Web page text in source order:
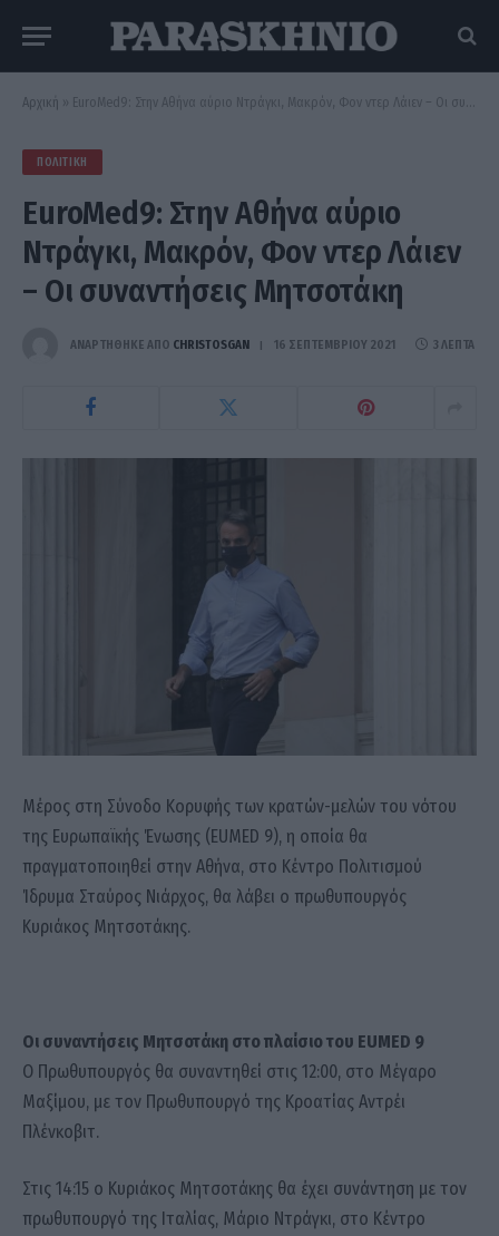
Αρχική » EuroMed9: Στην Αθήνα αύριο Ντράγκι, Μακρόν, Φον ντερ Λάιεν – Οι συναντήσεις Μητσοτάκη
ΠΟΛΙΤΙΚΉ
EuroMed9: Στην Αθήνα αύριο
Ντράγκι, Μακρόν, Φον ντερ Λάιεν
– Οι συναντήσεις Μητσοτάκη
ΑΝΑΡΤΗΘΗΚΕ ΑΠΟ CHRISTOSGAN 16 ΣΕΠΤΕΜΒΡΊΟΥ 2021 3 ΛΕΠΤΆ
Μέρος στη Σύνοδο Κορυφής των κρατών-μελών του νότου
της Ευρωπαϊκής Ένωσης (EUMED 9), η οποία θα
πραγματοποιηθεί στην Αθήνα, στο Κέντρο Πολιτισμού
Ίδρυμα Σταύρος Νιάρχος, θα λάβει ο πρωθυπουργός
Κυριάκος Μητσοτάκης.
Οι συναντήσεις Μητσοτάκη στο πλαίσιο του EUMED 9
Ο Πρωθυπουργός θα συναντηθεί στις 12:00, στο Μέγαρο
Μαξίμου, με τον Πρωθυπουργό της Κροατίας Αντρέι
Πλένκοβιτ.
Στις 14:15 ο Κυριάκος Μητσοτάκης θα έχει συνάντηση με τον
πρωθυπουργό της Ιταλίας, Μάριο Ντράγκι, στο Κέντρο